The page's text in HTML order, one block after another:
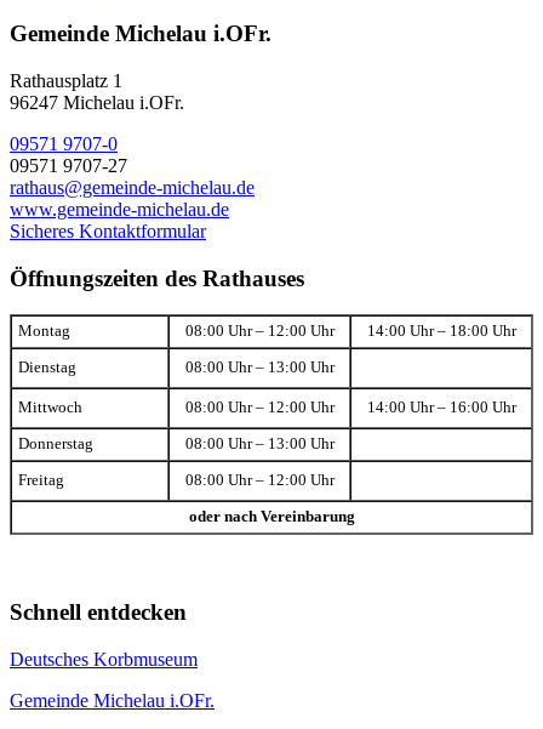
Gemeinde Michelau i.OFr.
Rathausplatz 1
96247 Michelau i.OFr.
09571 9707-0
09571 9707-27
rathaus@gemeinde-michelau.de
www.gemeinde-michelau.de
Sicheres Kontaktformular
Öffnungszeiten des Rathauses
Montag 08:00 Uhr – 12:00 Uhr 14:00 Uhr – 18:00 Uhr
Dienstag 08:00 Uhr – 13:00 Uhr
Mittwoch 08:00 Uhr – 12:00 Uhr 14:00 Uhr – 16:00 Uhr
Donnerstag 08:00 Uhr – 13:00 Uhr
Freitag 08:00 Uhr – 12:00 Uhr
oder nach Vereinbarung
Schnell entdecken
Deutsches Korbmuseum
Gemeinde Michelau i.OFr.